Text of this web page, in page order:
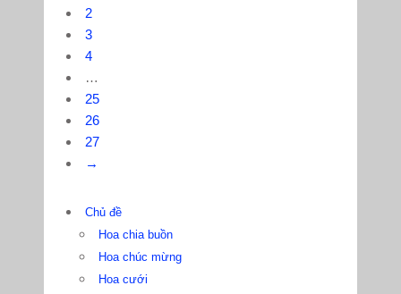
2
3
4
…
25
26
27
→
Chủ đề
Hoa chia buồn
Hoa chúc mừng
Hoa cưới